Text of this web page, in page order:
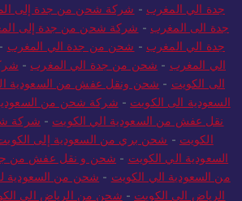
جدة الي المغرب - شركة شحن من جدة إلى
جدة الى المغرب - شركة شحن من جدة إلى
جدة الي المغرب - شحن من جدة الي المغرب -
الي المغرب - شحن من جدة الي المغرب -
الى الكويت - شحن ونقل عفش من السعودية
السعودية الى الكويت - شركة شحن من
نقل عفش من السعودية الي الكويت - شركة
الكويت - شحن بري من السعودية إلى
السعودية الي الكويت - شحن و نقل عفش من
من السعودية الي الكويت - شحن من السعودية
الرياض الي الكويت - شحن من الرياض الي